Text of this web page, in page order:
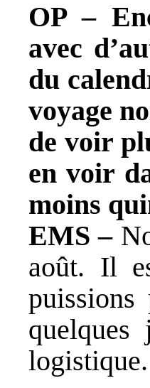
OP –
avec
du
voyage
de voir
en voir
moins
EMS –
août. Il
puissions
logistique.